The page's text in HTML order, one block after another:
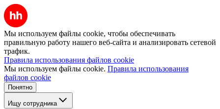
Мы используем файлы cookie, чтобы обеспечивать
правильную работу нашего веб-сайта и анализировать сетевой
трафик.
Правила использования файлов cookie
Мы используем файлы cookie. Правила использования
файлов cookie
Понятно
Ищу сотрудника